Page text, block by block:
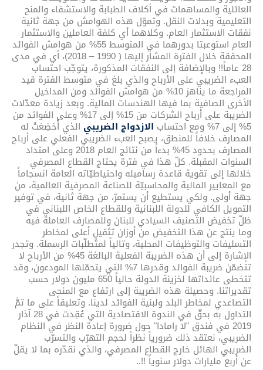
العائلية والمساهمات في أكلاف الطبابة والاستشفاء والمنح
التعليمية وبدلات النقل. وتموّل هذه الهوامش من جهة ثانية
نفقات الاستثمار العام. وكلاهما أي كلفة العاملين والاستثمار
العام استوعبتا بدورهما في المتوسط 55% من هوامش الفوائد
المحققة خلال الفترة المشار إليها ( 1990 – 2018)، أي في مدى
28 عاماً!! وبالإضافة إلى النفقات المذكورة، يتوجّب احتساب
العبء الضريبي على الأرباح والذي بلغ في متوسط الفترة قيد
المراجعة ما يناهز 10% من هوامش الفوائد ومن المداخيل
الأخرى الصافية بما فيها الهندسات المالية. وبعد زيادة معدّلات
الضريبة على أرباح الشركات من 15% إلى 17% وعلى الفوائد من
5% إلى 7% ومع احتساب الازدواج الضريبي الذي أُخضِعَتْ له
المصارف خلافاً للمنطق، يصبح العبء الضريبي الفعلي على أرباح
المصارف بحدود 45% بدءاً من نتائج العام 2018 وعلى امتداد
السنوات المقبلة. كلّ هذا في فترة يحتاج القطاع المصرفي
خلالها إلى تقوية قاعدة رساميله واحتياطيّاته العامة انسجاماً
مع المعايير المالية والمحاسبيّة للصناعة المصرفية العالمية، من
جهة أولى. ولكي يستطيع أن يستمرّ، من جهة ثانية، في توفير
التمويل الكافي للدولة اللبنانية وللقطاع الخاص اللبناني في
ظلّ تخفيض التصنيف السيادي للبنان وللمصارف العاملة فيه
وما ينتج عن هذا التخفيض من أوزان تثقيلٍ أعلى لمخاطر
التسليفات والتوظيفات المحلية، وتالياً لمتطلّبات الرسملة. وتجدر
الإشارة إلى أن هذه الضريبة الفعلية البالغة 45% من الأرباح لا
تتضمّن ضريبة الفوائد وقدرها 7% التي يتحمّلها المودعون، وقد
تتخطى عائداتها لخزينة الدولة حالياً 650 مليون دولار حسب
تقديراتنا. وحصيلة هذه الضريبة إلى ارتفاع مع المنحى
التصاعدي لمخاطر البلد ولبنية الفوائد لدينا. وتعليقاً على ما تمَّ
التداول به بحقّ في الندوة الاقتصادية التي عُقِدت في 28 آذار
2019 في فندق "لا رامادا" حول ضرورة إعادة النظر في النظام
الضريبي، نعتقد ذلك ضرورياً نظراً لحجم التهرّب والتسرّب
الضريبي الهائل خارج القطاع المصرفي، والذي نقدّره بما لا يقلّ
عن أربع مليارات دولار سنوياً !!..